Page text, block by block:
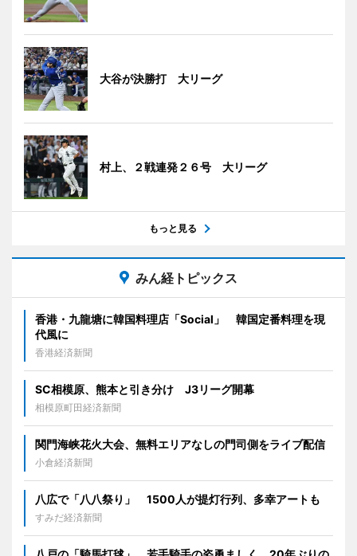
大谷が決勝打 大リーグ
村上、２戦連発２６号 大リーグ
もっと見る
みん経トピックス
香港・九龍塘に韓国料理店「Social」 韓国定番料理を現
代風に
香港経済新聞
SC相模原、熊本と引き分け J3リーグ開幕
相模原町田経済新聞
関門海峡花火大会、無料エリアなしの門司側をライブ配信
小倉経済新聞
八広で「八八祭り」 1500人が提灯行列、多幸アートも
すみだ経済新聞